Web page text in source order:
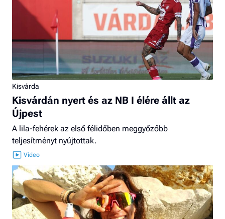
Kisvárda
Kisvárdán nyert és az NB I élére állt az
Újpest
A lila-fehérek az első félidőben meggyőzőbb
teljesítményt nyújtottak.